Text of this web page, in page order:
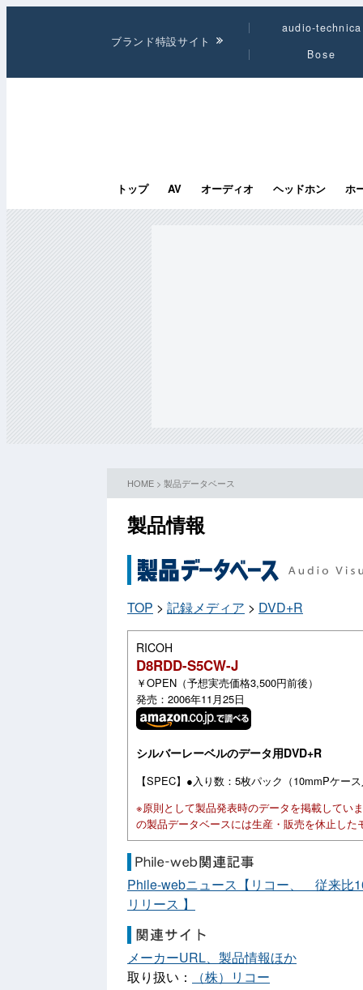
ブランド特設サイト
audio-technica
Bose
トップ AV オーディオ ヘッドホン ホ
HOME > 製品データベース
製品情報
TOP > 記録メディア > DVD+R
RICOH
D8RDD-S5CW-J
￥OPEN（予想実売価格3,500円前後）
発売：2006年11月25日
シルバーレーベルのデータ用DVD+R
【SPEC】●入り数：5枚パック（10mmPケー
※原則として製品発表時のデータを掲載してい
の製品データベースには生産・販売を休止し
Phile-webニュース【リコー、 従来比
リリース 】
メーカーURL、製品情報ほか
取り扱い：
（株）リコー